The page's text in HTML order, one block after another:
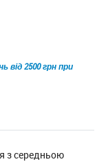
2500 грн при
з середньою